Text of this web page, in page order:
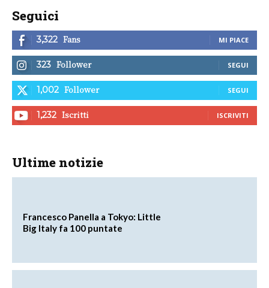
Seguici
3,322 Fans MI PIACE
323 Follower SEGUI
1,002 Follower SEGUI
1,232 Iscritti ISCRIVITI
Ultime notizie
Francesco Panella a Tokyo: Little
Big Italy fa 100 puntate